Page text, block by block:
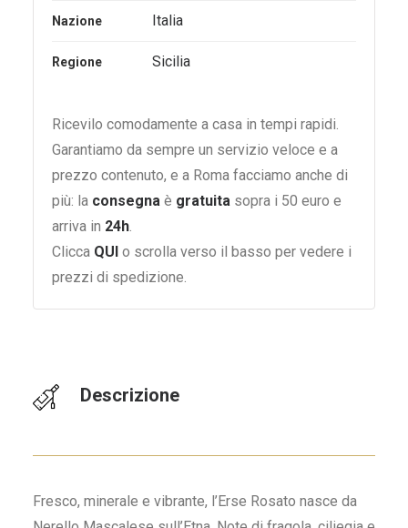
Nazione Italia
Regione Sicilia
Ricevilo comodamente a casa in tempi rapidi.
Garantiamo da sempre un servizio veloce e a
prezzo contenuto, e a Roma facciamo anche di
più: la consegna è gratuita sopra i 50 euro e
arriva in 24h.
Clicca QUI o scrolla verso il basso per vedere i
prezzi di spedizione.
Descrizione
Fresco, minerale e vibrante, l’Erse Rosato nasce da